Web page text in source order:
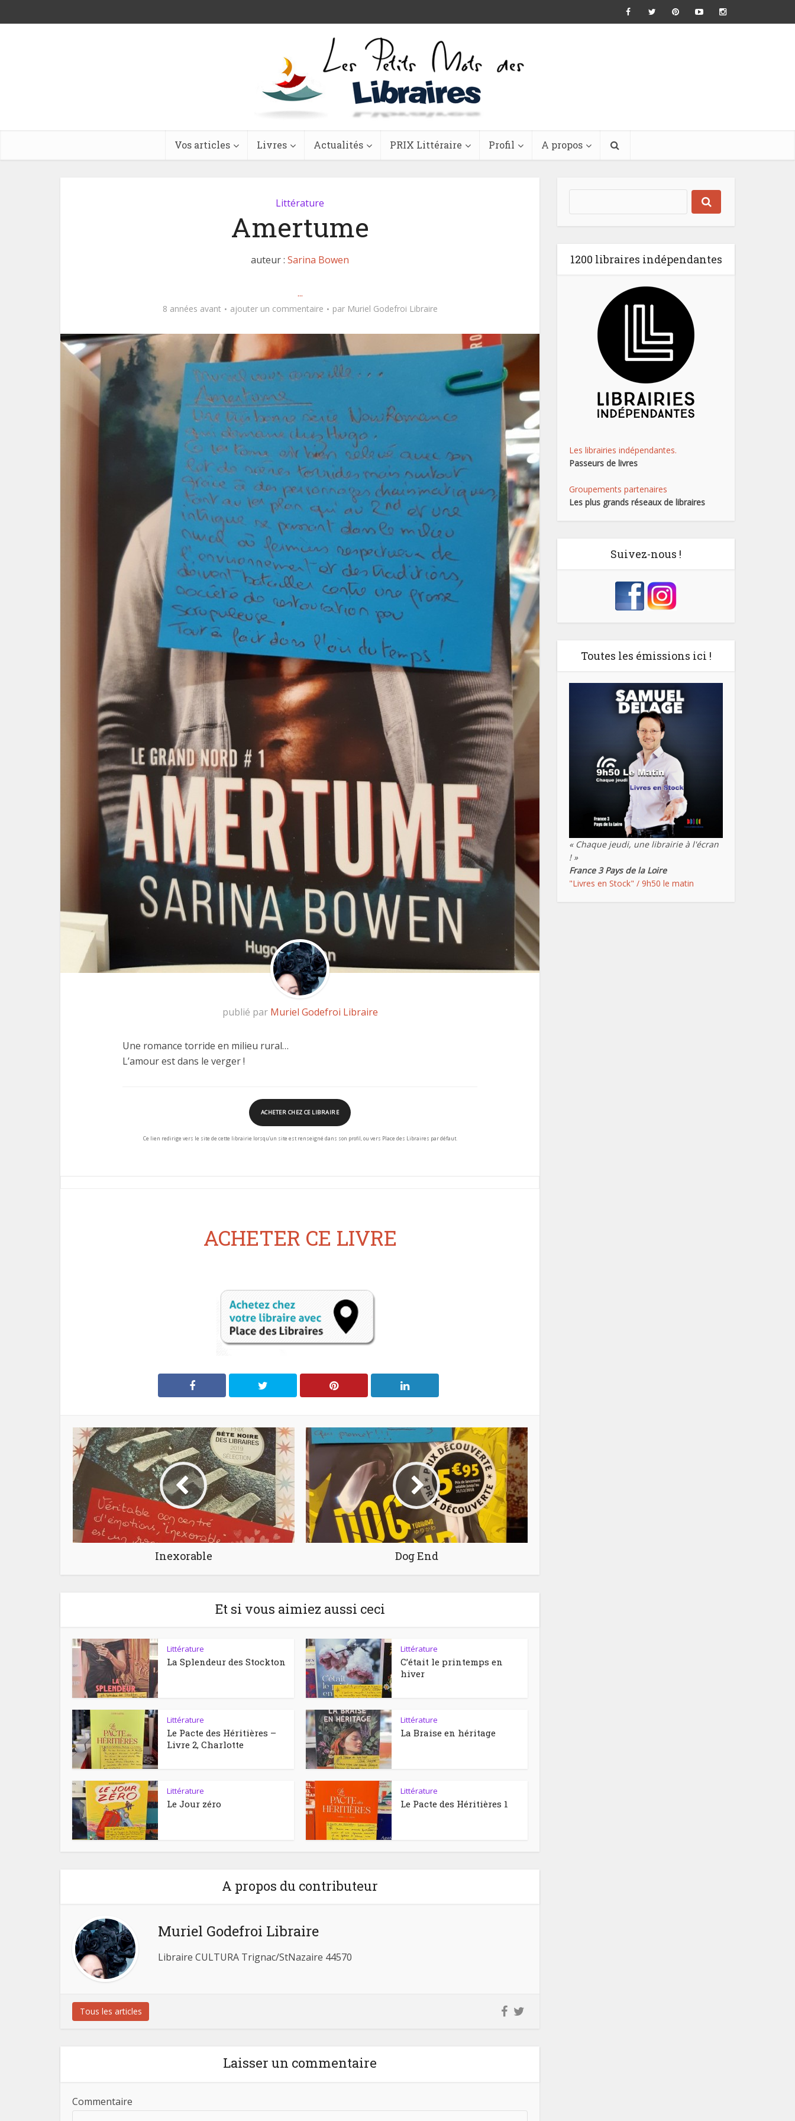
Vos articles Livres Actualités PRIX Littéraire Profil A propos
Littérature
Amertume
auteur : Sarina Bowen
...
8 années avant ajouter un commentaire par Muriel Godefroi Libraire
publié par Muriel Godefroi Libraire
Une romance torride en milieu rural…
L’amour est dans le verger !
ACHETER CHEZ CE LIBRAIRE
Ce lien redirige vers le site de cette librairie lorsqu’un site est renseigné dans son profil, ou vers Place des Libraires par défaut.
ACHETER CE LIVRE
Inexorable Dog End
Et si vous aimiez aussi ceci
Littérature
La Splendeur des Stockton
Littérature
C’était le printemps en
hiver
Littérature
Le Pacte des Héritières –
Livre 2, Charlotte
Littérature
La Braise en héritage
Littérature
Le Jour zéro
Littérature
Le Pacte des Héritières 1
A propos du contributeur
Muriel Godefroi Libraire
Libraire CULTURA Trignac/StNazaire 44570
Tous les articles
Laisser un commentaire
Commentaire
1200 libraires indépendantes
Les librairies indépendantes.
Passeurs de livres
Groupements partenaires
Les plus grands réseaux de libraires
Suivez-nous !
Toutes les émissions ici !
« Chaque jeudi, une librairie à l'écran
! »
France 3 Pays de la Loire
"Livres en Stock" / 9h50 le matin